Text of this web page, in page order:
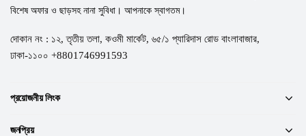
বিশেষ অফার ও ছাড়সহ নানা সুবিধা। আপনাকে স্বাগতম।
দোকান নং : ১২, তৃতীয় তলা, কওমী মার্কেট, ৬৫/১ প্যারিদাস রোড বাংলাবাজার,
ঢাকা-১১০০ +8801746991593
প্রয়োজনীয় লিংক
জনপ্রিয়